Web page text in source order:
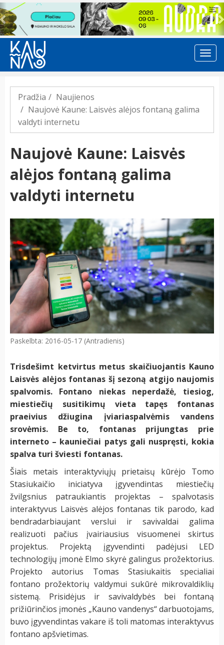
Previous
Pradžia
Naujienos
Naujovė Kaune: Laisvės alėjos fontaną galima
valdyti internetu
Naujovė Kaune: Laisvės
alėjos fontaną galima
valdyti internetu
Paskelbta: 2016-05-17 (Antradienis)
Trisdešimt ketvirtus metus skaičiuojantis Kauno
Laisvės alėjos fontanas šį sezoną atgijo naujomis
spalvomis. Fontano niekas neperdažė, tiesiog,
miestiečių susitikimų vieta tapęs fontanas
praeivius džiugina įviariaspalvėmis vandens
srovėmis. Be to, fontanas prijungtas prie
interneto – kauniečiai patys gali nuspręsti, kokia
spalva turi šviesti fontanas.
Šiais metais interaktyviųjų prietaisų kūrėjo Tomo
Stasiukaičio iniciatyva įgyvendintas miestiečių
žvilgsnius patraukiantis projektas – spalvotasis
interaktyvus Laisvės alėjos fontanas tik parodo, kad
bendradarbiaujant verslui ir savivaldai galima
realizuoti pačius įvairiausius visuomenei skirtus
projektus. Projektą įgyvendinti padėjusi LED
technologijų įmonė Elmo skyrė galingus prožektorius.
Projekto autorius Tomas Stasiukaitis specialiai
fontano prožektorių valdymui sukūrė mikrovaldiklių
sistemą. Prisidėjus ir savivaldybės bei fontaną
prižiūrinčios įmonės „Kauno vandenys“ darbuotojams,
buvo įgyvendintas vakare iš toli matomas interaktyvus
fontano apšvietimas.